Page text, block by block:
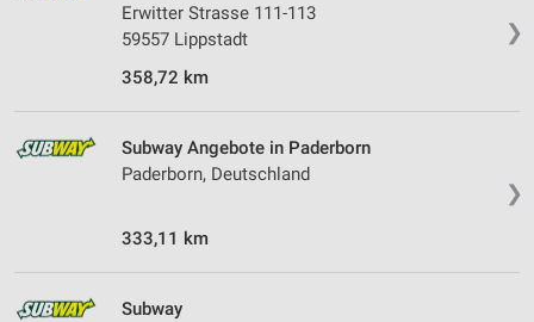
❯
Erwitter Strasse 111-113
59557 Lippstadt
358,72 km
❯
Subway Angebote in Paderborn
Paderborn, Deutschland
333,11 km
Subway